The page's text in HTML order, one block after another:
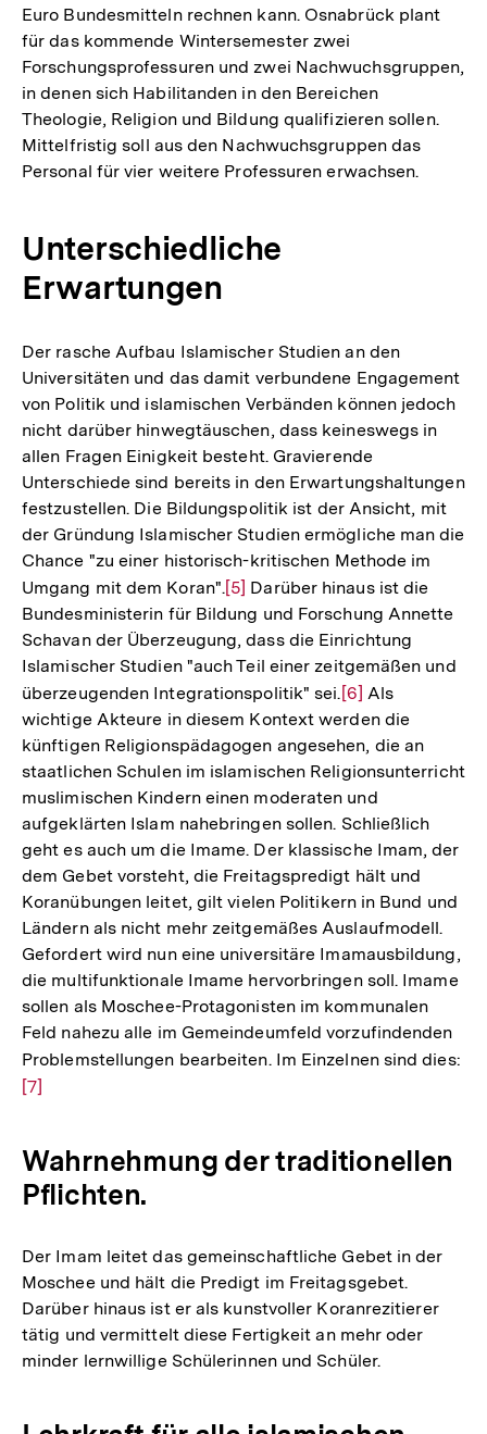
Euro Bundesmitteln rechnen kann. Osnabrück plant
für das kommende Wintersemester zwei
Forschungsprofessuren und zwei Nachwuchsgruppen,
in denen sich Habilitanden in den Bereichen
Theologie, Religion und Bildung qualifizieren sollen.
Mittelfristig soll aus den Nachwuchsgruppen das
Personal für vier weitere Professuren erwachsen.
Unterschiedliche
Erwartungen
Der rasche Aufbau Islamischer Studien an den
Universitäten und das damit verbundene Engagement
von Politik und islamischen Verbänden können jedoch
nicht darüber hinwegtäuschen, dass keineswegs in
allen Fragen Einigkeit besteht. Gravierende
Unterschiede sind bereits in den Erwartungshaltungen
festzustellen. Die Bildungspolitik ist der Ansicht, mit
der Gründung Islamischer Studien ermögliche man die
Chance "zu einer historisch-kritischen Methode im
Umgang mit dem Koran".Zur
Auflösung
der
Fußnote
[5] Darüber hinaus ist die
Bundesministerin für Bildung und Forschung Annette
Schavan der Überzeugung, dass die Einrichtung
Islamischer Studien "auch Teil einer zeitgemäßen und
überzeugenden Integrationspolitik" sei. Zur
Auflösung
der
Fußnote
[6] Als
wichtige Akteure in diesem Kontext werden die
künftigen Religionspädagogen angesehen, die an
staatlichen Schulen im islamischen Religionsunterricht
muslimischen Kindern einen moderaten und
aufgeklärten Islam nahebringen sollen. Schließlich
geht es auch um die Imame. Der klassische Imam, der
dem Gebet vorsteht, die Freitagspredigt hält und
Koranübungen leitet, gilt vielen Politikern in Bund und
Ländern als nicht mehr zeitgemäßes Auslaufmodell.
Gefordert wird nun eine universitäre Imamausbildung,
die multifunktionale Imame hervorbringen soll. Imame
sollen als Moschee-Protagonisten im kommunalen
Feld nahezu alle im Gemeindeumfeld vorzufindenden
Problemstellungen bearbeiten. Im Einzelnen sind dies:
[7]
Wahrnehmung der traditionellen
Pflichten.
Der Imam leitet das gemeinschaftliche Gebet in der
Moschee und hält die Predigt im Freitagsgebet.
Darüber hinaus ist er als kunstvoller Koranrezitierer
tätig und vermittelt diese Fertigkeit an mehr oder
minder lernwillige Schülerinnen und Schüler.